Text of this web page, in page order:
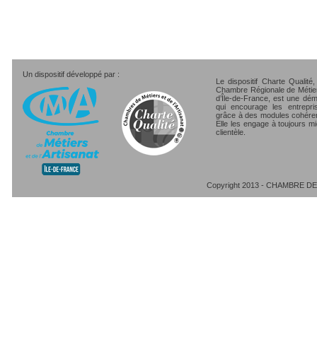
Un dispositif développé par :
Le dispositif Charte
Chambre Régionale de
d’Île-de-France, est une
qui encourage les
grâce à des modules
Elle les engage à toujours
clientèle.
Copyright 2013 - CHAMBRE